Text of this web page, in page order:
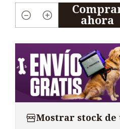
Cantidad
ahora
Mostrar stock de